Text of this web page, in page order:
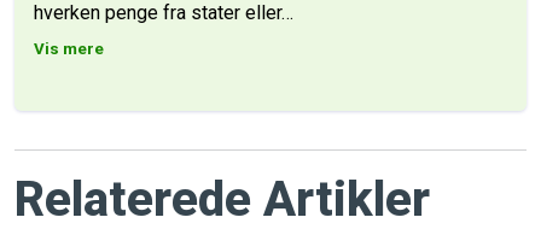
hverken penge fra stater eller…
Vis mere
Relaterede Artikler